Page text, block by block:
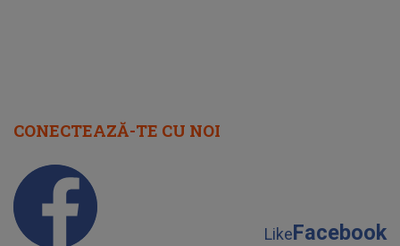
CONECTEAZĂ-TE CU NOI
LikeFacebook